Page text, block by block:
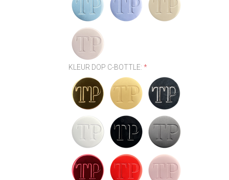
KLEUR DOP C-BOTTLE:*